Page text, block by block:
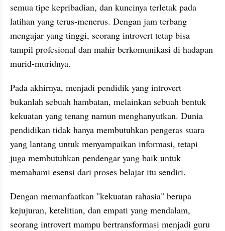
semua tipe kepribadian, dan kuncinya terletak pada
latihan yang terus-menerus. Dengan jam terbang
mengajar yang tinggi, seorang introvert tetap bisa
tampil profesional dan mahir berkomunikasi di hadapan
murid-muridnya.
Pada akhirnya, menjadi pendidik yang introvert
bukanlah sebuah hambatan, melainkan sebuah bentuk
kekuatan yang tenang namun menghanyutkan. Dunia
pendidikan tidak hanya membutuhkan pengeras suara
yang lantang untuk menyampaikan informasi, tetapi
juga membutuhkan pendengar yang baik untuk
memahami esensi dari proses belajar itu sendiri.
Dengan memanfaatkan "kekuatan rahasia" berupa
kejujuran, ketelitian, dan empati yang mendalam,
seorang introvert mampu bertransformasi menjadi guru